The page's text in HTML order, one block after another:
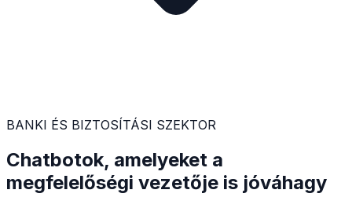
BANKI ÉS BIZTOSÍTÁSI SZEKTOR
Chatbotok, amelyeket a
megfelelőségi vezetője is jóváhagy